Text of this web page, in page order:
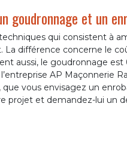
goudronnage et un
qui consistent à
différence concerne le
aussi, le goudronnage
AP Maçonnerie
vous envisagez un
projet et demandez-lui un